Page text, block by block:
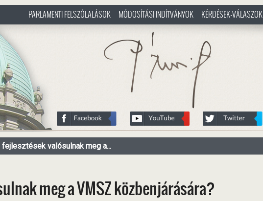
http://www.pasztorbalint.rs/hu
PARLAMENTI FELSZÓLALÁSOK MÓDOSÍTÁSI INDÍTVÁNYOK KÉRDÉSEK-VÁLASZOK
fejlesztések valósulnak meg a...
meg a VMSZ közbenjárására?